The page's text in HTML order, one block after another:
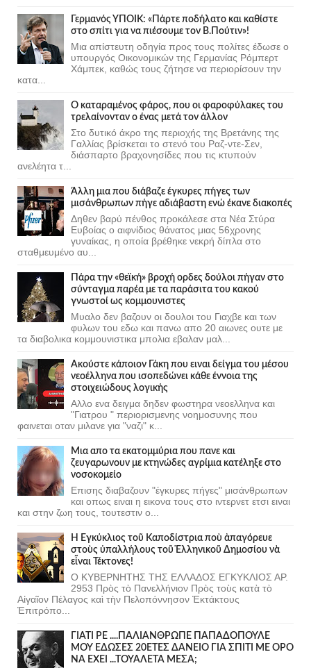
Γερμανός ΥΠΟΙΚ: «Πάρτε ποδήλατο και καθίστε
στο σπίτι για να πιέσουμε τον Β.Πούτιν»!
Μια απίστευτη οδηγία προς τους πολίτες έδωσε ο
υπουργός Οικονομικών της Γερμανίας Ρόμπερτ
Χάμπεκ, καθώς τους ζήτησε να περιορίσουν την
κατα...
Ο καταραμένος φάρος, που οι φαροφύλακες του
τρελαίνονταν ο ένας μετά τον άλλον
Στο δυτικό άκρο της περιοχής της Βρετάνης της
Γαλλίας βρίσκεται το στενό του Ραζ-ντε-Σεν,
διάσπαρτο βραχονησίδες που τις κτυπούν
ανελέητα τ...
Άλλη μια που διάβαζε έγκυρες πήγες των
μισάνθρωπων πήγε αδιάβαστη ενώ έκανε διακοπές
Δηθεν βαρύ πένθος προκάλεσε στα Νέα Στύρα
Ευβοίας ο αιφνίδιος θάνατος μιας 56χρονης
γυναίκας, η οποία βρέθηκε νεκρή δίπλα στο
σταθμευμένο αυ...
Πάρα την «θεϊκή» βροχή ορδες δούλοι πήγαν στο
σύνταγμα παρέα με τα παράσιτα του κακού
γνωστοί ως κομμουνιστες
Μυαλο δεν βαζουν οι δουλοι του Γιαχβε και των
φυλων του εδω και πανω απο 20 αιωνες ουτε με
τα διαβολικα κομμουνιστικα μπολια εβαλαν μαλ...
Ακούστε κάποιον Γάκη που ειναι δείγμα του μέσου
νεοέλληνα που ισοπεδώνει κάθε έννοια της
στοιχειώδους λογικής
Αλλο ενα δειγμα δηδεν φωστηρα νεοελληνα και
"Γιατρου " περιορισμενης νοημοσυνης που
φαινεται οταν μιλανε για "ναζι" κ...
Μια απο τα εκατομμύρια που πανε και
ζευγαρωνουν με κτηνώδες αγρίμια κατέληξε στο
νοσοκομείο
Επισης διαβαζουν "έγκυρες πήγες" μισάνθρωπων
και οπως ειναι η εικονα τους στο ιντερνετ ετσι ειναι
και στην ζωη τους, τουτεστιν ο...
Ἡ Ἐγκύκλιος τοῦ Καποδίστρια ποὺ ἀπαγόρευε
στοὺς ὑπαλλήλους τοῦ Ἑλληνικοῦ Δημοσίου νὰ
εἶναι Τέκτονες!
Ο ΚΥΒΕΡΝΗΤΗΣ ΤΗΣ ΕΛΛΑΔΟΣ ΕΓΚΥΚΛΙΟΣ ΑΡ.
2953 Πρὸς τὸ Πανελλήνιον Πρὸς τοὺς κατὰ τὸ
Αἰγαῖον Πέλαγος καὶ τὴν Πελοπόννησον Ἐκτάκτους
Ἐπιτρόπο...
ΓΙΑΤΙ ΡΕ ....ΠΑΛΙΑΝΘΡΩΠΕ ΠΑΠΑΔΟΠΟΥΛΕ
ΜΟΥ ΕΔΩΣΕΣ 20ΕΤΕΣ ΔΑΝΕΙΟ ΓΙΑ ΣΠΙΤΙ ΜΕ ΟΡΟ
ΝΑ ΕΧΕΙ ...ΤΟΥΑΛΕΤΑ ΜΕΣΑ;